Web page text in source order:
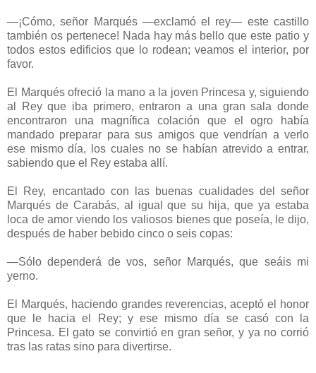
—¡Cómo, señor Marqués —exclamó el rey— este castillo
también os pertenece! Nada hay más bello que este patio y
todos estos edificios que lo rodean; veamos el interior, por
favor.
El Marqués ofreció la mano a la joven Princesa y, siguiendo
al Rey que iba primero, entraron a una gran sala donde
encontraron una magnífica colación que el ogro había
mandado preparar para sus amigos que vendrían a verlo
ese mismo día, los cuales no se habían atrevido a entrar,
sabiendo que el Rey estaba allí.
El Rey, encantado con las buenas cualidades del señor
Marqués de Carabás, al igual que su hija, que ya estaba
loca de amor viendo los valiosos bienes que poseía, le dijo,
después de haber bebido cinco o seis copas:
—Sólo dependerá de vos, señor Marqués, que seáis mi
yerno.
El Marqués, haciendo grandes reverencias, aceptó el honor
que le hacia el Rey; y ese mismo día se casó con la
Princesa. El gato se convirtió en gran señor, y ya no corrió
tras las ratas sino para divertirse.